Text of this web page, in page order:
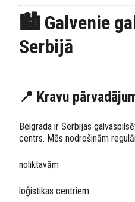
🏙️ Galvenie
Serbijā
📍 Kravu
Belgrada ir Serbijas
centrs. Mēs nodrošinām
noliktavām
loģistikas centriem